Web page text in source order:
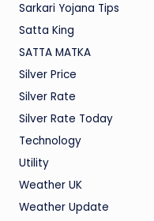
Sarkari Yojana Tips
Satta King
SATTA MATKA
Silver Price
Silver Rate
Silver Rate Today
Technology
Utility
Weather UK
Weather Update